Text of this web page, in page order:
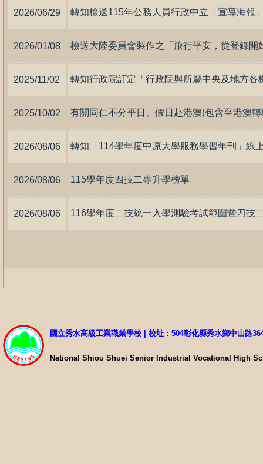
2026/06/29
2026/01/08
2025/11/02
2025/10/02
2026/08/06 轉知「114學年度中原大學服務學習年刊」線
2026/08/06 115學年度四技二專升學榜單
2026/08/06
國立秀水高級工業職業學校 | 校址：504彰化縣秀水鄉中山路
National Shiou Shuei Senior Industrial Vocational High